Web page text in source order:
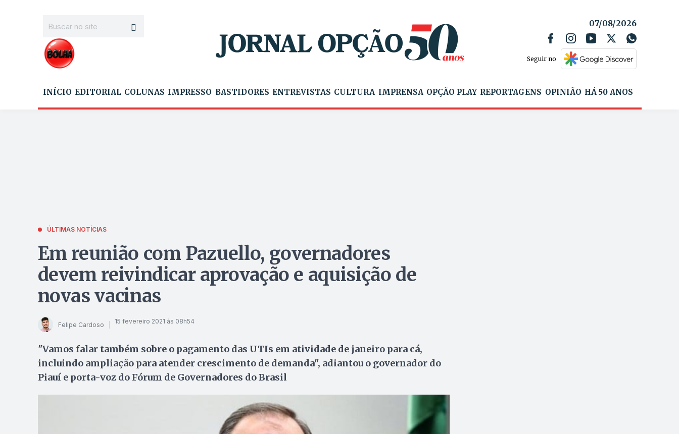
07/08/2026
Seguir no
INÍCIO EDITORIAL COLUNAS IMPRESSO BASTIDORES ENTREVISTAS CULTURA IMPRENSA OPÇÃO PLAY REPORTAGENS OPINIÃO HÁ 50 ANOS
ÚLTIMAS NOTÍCIAS
Em reunião com Pazuello, governadores
devem reivindicar aprovação e aquisição de
novas vacinas
Felipe Cardoso 15 fevereiro 2021 às 08h54
"Vamos falar também sobre o pagamento das UTIs em atividade de janeiro para cá,
incluindo ampliação para atender crescimento de demanda", adiantou o governador do
Piauí e porta-voz do Fórum de Governadores do Brasil